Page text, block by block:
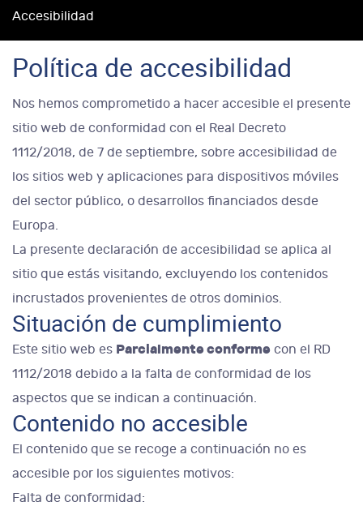
Accesibilidad
Política de accesibilidad
Nos hemos comprometido a hacer accesible el presente
sitio web de conformidad con el Real Decreto
1112/2018, de 7 de septiembre, sobre accesibilidad de
los sitios web y aplicaciones para dispositivos móviles
del sector público, o desarrollos financiados desde
Europa.
La presente declaración de accesibilidad se aplica al
sitio que estás visitando, excluyendo los contenidos
incrustados provenientes de otros dominios.
Situación de cumplimiento
Este sitio web es Parcialmente conforme con el RD
1112/2018 debido a la falta de conformidad de los
aspectos que se indican a continuación.
Contenido no accesible
El contenido que se recoge a continuación no es
accesible por los siguientes motivos:
Falta de conformidad: